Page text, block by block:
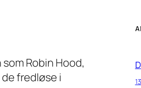
Robin Hood,
fredløse i